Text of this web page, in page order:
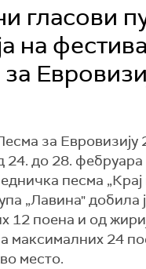
гласови
на
за Евровизију
24. до 28.
песма „Крај
„Лавина" добила
12 поена и од
максималних 24
место.